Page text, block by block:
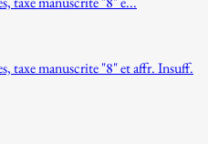
taxe manuscrite "8" et affr. Insuff.